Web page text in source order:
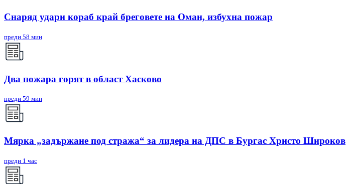
Снаряд удари кораб край бреговете на Оман, избухна пожар
преди 58 мин
Два пожара горят в област Хасково
преди 59 мин
Мярка „задържане под стража“ за лидера на ДПС в Бургас Христо Широков
преди 1 час